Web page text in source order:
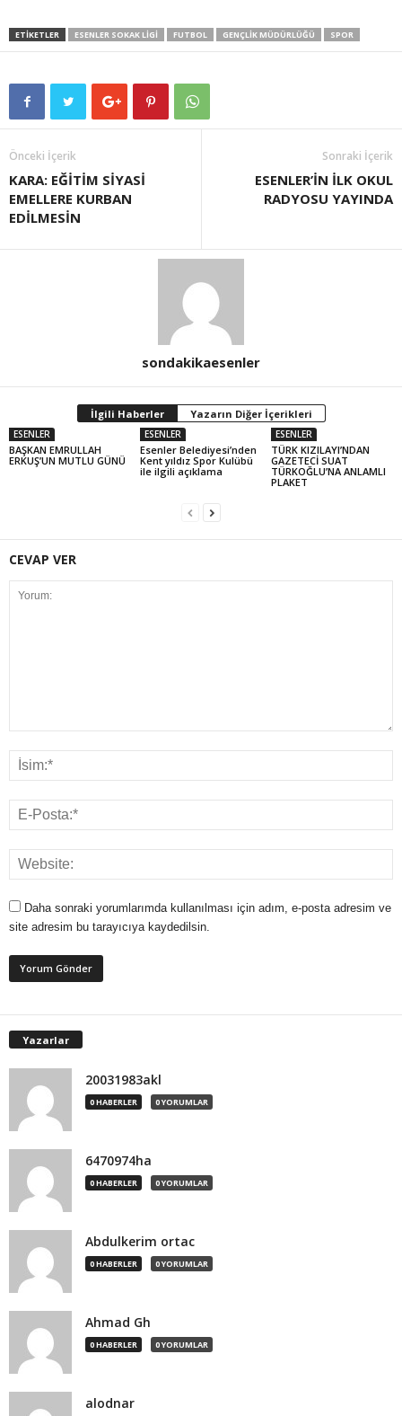
ETIKETLER ESENLER SOKAK LIGI FUTBOL GENÇLIK MÜDÜRLÜĞÜ SPOR
Önceki İçerik
KARA: EĞİTİM SİYASİ
EMELLERE KURBAN
EDİLMESİN
Sonraki İçerik
ESENLER’İN İLK OKUL
RADYOSU YAYINDA
sondakikaesenler
İlgili Haberler Yazarın Diğer İçerikleri
ESENLER
BAŞKAN EMRULLAH
ERKUŞ’UN MUTLU GÜNÜ
ESENLER
Esenler Belediyesi’nden
Kent yıldız Spor Kulübü
ile ilgili açıklama
ESENLER
TÜRK KIZILAYI’NDAN
GAZETECİ SUAT
TÜRKOĞLU’NA ANLAMLI
PLAKET
CEVAP VER
Daha sonraki yorumlarımda kullanılması için adım, e-posta adresim ve
site adresim bu tarayıcıya kaydedilsin.
Yazarlar
20031983akl
0 HABERLER 0 YORUMLAR
6470974ha
0 HABERLER 0 YORUMLAR
Abdulkerim ortac
0 HABERLER 0 YORUMLAR
Ahmad Gh
0 HABERLER 0 YORUMLAR
alodnar